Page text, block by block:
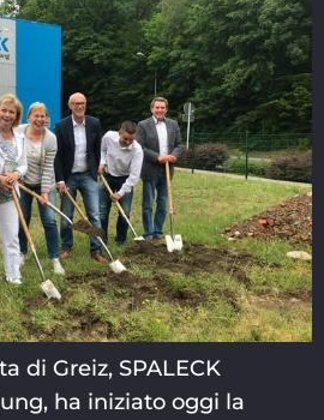
di Greiz, SPALECK
ha iniziato oggi la